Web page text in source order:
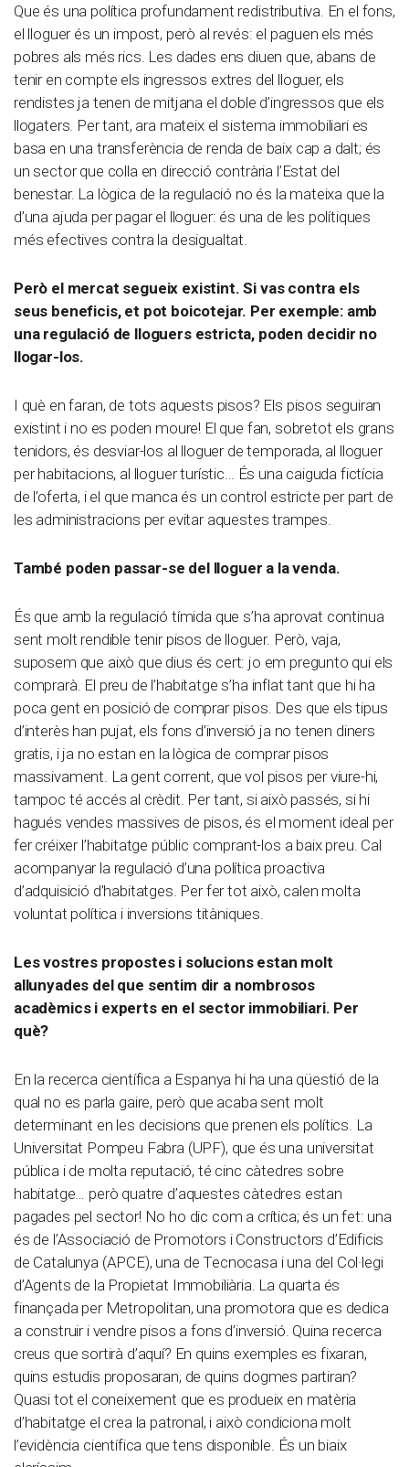
Que és una política profundament redistributiva. En el fons,
el lloguer és un impost, però al revés: el paguen els més
pobres als més rics. Les dades ens diuen que, abans de
tenir en compte els ingressos extres del lloguer, els
rendistes ja tenen de mitjana el doble d’ingressos que els
llogaters. Per tant, ara mateix el sistema immobiliari es
basa en una transferència de renda de baix cap a dalt; és
un sector que colla en direcció contrària l’Estat del
benestar. La lògica de la regulació no és la mateixa que la
d’una ajuda per pagar el lloguer: és una de les polítiques
més efectives contra la desigualtat.
Però el mercat segueix existint. Si vas contra els
seus beneficis, et pot boicotejar. Per exemple: amb
una regulació de lloguers estricta, poden decidir no
llogar-los.
I què en faran, de tots aquests pisos? Els pisos seguiran
existint i no es poden moure! El que fan, sobretot els grans
tenidors, és desviar-los al lloguer de temporada, al lloguer
per habitacions, al lloguer turístic… És una caiguda fictícia
de l’oferta, i el que manca és un control estricte per part de
les administracions per evitar aquestes trampes.
També poden passar-se del lloguer a la venda.
És que amb la regulació tímida que s’ha aprovat continua
sent molt rendible tenir pisos de lloguer. Però, vaja,
suposem que això que dius és cert: jo em pregunto qui els
comprarà. El preu de l’habitatge s’ha inflat tant que hi ha
poca gent en posició de comprar pisos. Des que els tipus
d’interès han pujat, els fons d’inversió ja no tenen diners
gratis, i ja no estan en la lògica de comprar pisos
massivament. La gent corrent, que vol pisos per viure-hi,
tampoc té accés al crèdit. Per tant, si això passés, si hi
hagués vendes massives de pisos, és el moment ideal per
fer créixer l’habitatge públic comprant-los a baix preu. Cal
acompanyar la regulació d’una política proactiva
d’adquisició d’habitatges. Per fer tot això, calen molta
voluntat política i inversions titàniques.
Les vostres propostes i solucions estan molt
allunyades del que sentim dir a nombrosos
acadèmics i experts en el sector immobiliari. Per
què?
En la recerca científica a Espanya hi ha una qüestió de la
qual no es parla gaire, però que acaba sent molt
determinant en les decisions que prenen els polítics. La
Universitat Pompeu Fabra (UPF), que és una universitat
pública i de molta reputació, té cinc càtedres sobre
habitatge… però quatre d’aquestes càtedres estan
pagades pel sector! No ho dic com a crítica; és un fet: una
és de l’Associació de Promotors i Constructors d’Edificis
de Catalunya (APCE), una de Tecnocasa i una del Col·legi
d’Agents de la Propietat Immobiliària. La quarta és
finançada per Metropolitan, una promotora que es dedica
a construir i vendre pisos a fons d’inversió. Quina recerca
creus que sortirà d’aquí? En quins exemples es fixaran,
quins estudis proposaran, de quins dogmes partiran?
Quasi tot el coneixement que es produeix en matèria
d’habitatge el crea la patronal, i això condiciona molt
l’evidència científica que tens disponible. És un biaix